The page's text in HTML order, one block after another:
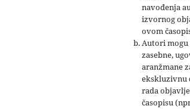
navođenja
izvornog
ovom
Autori
zasebne,
aranžmane
ekskluzivnu
rada
časopisu